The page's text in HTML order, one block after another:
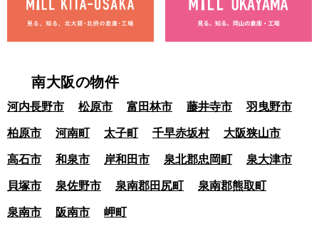
南大阪の物件
河内長野市 松原市 富田林市 藤井寺市 羽曳野市
柏原市 河南町 太子町 千早赤坂村 大阪狭山市
高石市 和泉市 岸和田市 泉北郡忠岡町 泉大津市
貝塚市 泉佐野市 泉南郡田尻町 泉南郡熊取町
泉南市 阪南市 岬町